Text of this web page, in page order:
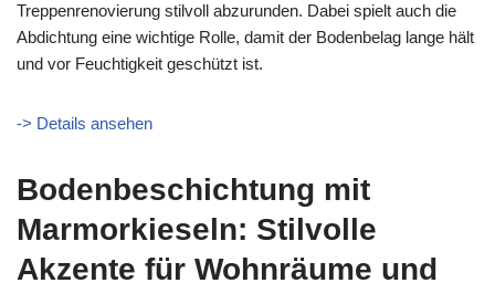
Treppenrenovierung stilvoll abzurunden. Dabei spielt auch die
Abdichtung eine wichtige Rolle, damit der Bodenbelag lange hält
und vor Feuchtigkeit geschützt ist.
-> Details ansehen
Bodenbeschichtung mit
Marmorkieseln: Stilvolle
Akzente für Wohnräume und